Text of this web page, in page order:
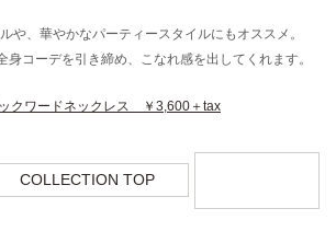
や、華やかなパーティースタイルにもオススメ。
身コーデを引き締め、こなれ感を出してくれます。
クワードネックレス ￥3,600＋tax
COLLECTION TOP